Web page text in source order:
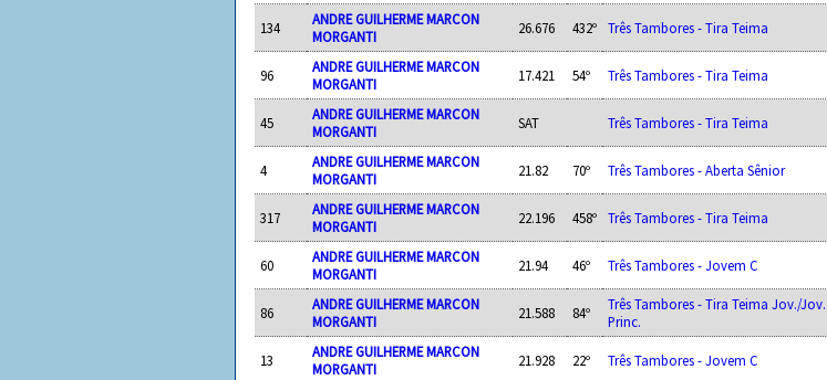
134
ANDRE GUILHERME MARCON
MORGANTI
26.676 432º Três Tambores - Tira Teima
96
ANDRE GUILHERME MARCON
MORGANTI
17.421 54º Três Tambores - Tira Teima
45
ANDRE GUILHERME MARCON
MORGANTI
SAT Três Tambores - Tira Teima
4
ANDRE GUILHERME MARCON
MORGANTI
21.82 70º Três Tambores - Aberta Sênior
317
ANDRE GUILHERME MARCON
MORGANTI
22.196 458º Três Tambores - Tira Teima
60
ANDRE GUILHERME MARCON
MORGANTI
21.94 46º Três Tambores - Jovem C
86
ANDRE GUILHERME MARCON
MORGANTI
21.588 84º
Três Tambores - Tira Teima Jov./Jov.
Princ.
13
ANDRE GUILHERME MARCON
MORGANTI
21.928 22º Três Tambores - Jovem C